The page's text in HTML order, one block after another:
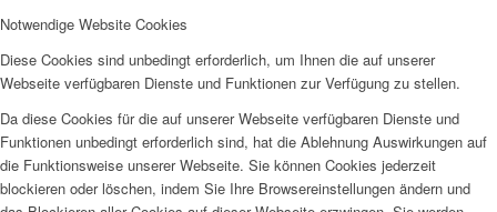
Notwendige Website Cookies
Diese Cookies sind unbedingt erforderlich, um Ihnen die auf unserer
Webseite verfügbaren Dienste und Funktionen zur Verfügung zu stellen.
Da diese Cookies für die auf unserer Webseite verfügbaren Dienste und
Funktionen unbedingt erforderlich sind, hat die Ablehnung Auswirkungen auf
die Funktionsweise unserer Webseite. Sie können Cookies jederzeit
blockieren oder löschen, indem Sie Ihre Browsereinstellungen ändern und